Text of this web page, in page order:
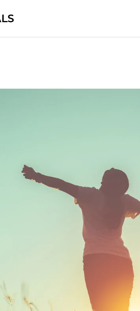
タグから
特集：技術の力で未
特集：都市鉱山に挑む
来につなぐ。
特集：自動車・半
価値観 特集：進化する銅 特集：